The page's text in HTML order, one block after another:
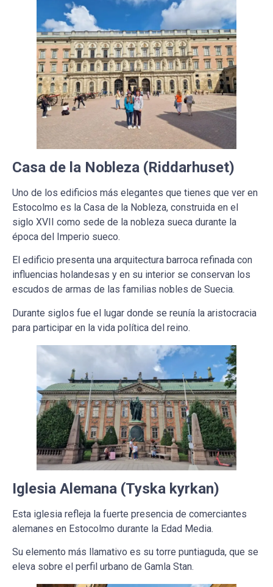
Casa de la Nobleza (Riddarhuset)
Uno de los edificios más elegantes que tienes que ver en
Estocolmo es la Casa de la Nobleza, construida en el
siglo XVII como sede de la nobleza sueca durante la
época del Imperio sueco.
El edificio presenta una arquitectura barroca refinada con
influencias holandesas y en su interior se conservan los
escudos de armas de las familias nobles de Suecia.
Durante siglos fue el lugar donde se reunía la aristocracia
para participar en la vida política del reino.
Iglesia Alemana (Tyska kyrkan)
Esta iglesia refleja la fuerte presencia de comerciantes
alemanes en Estocolmo durante la Edad Media.
Su elemento más llamativo es su torre puntiaguda, que se
eleva sobre el perfil urbano de Gamla Stan.